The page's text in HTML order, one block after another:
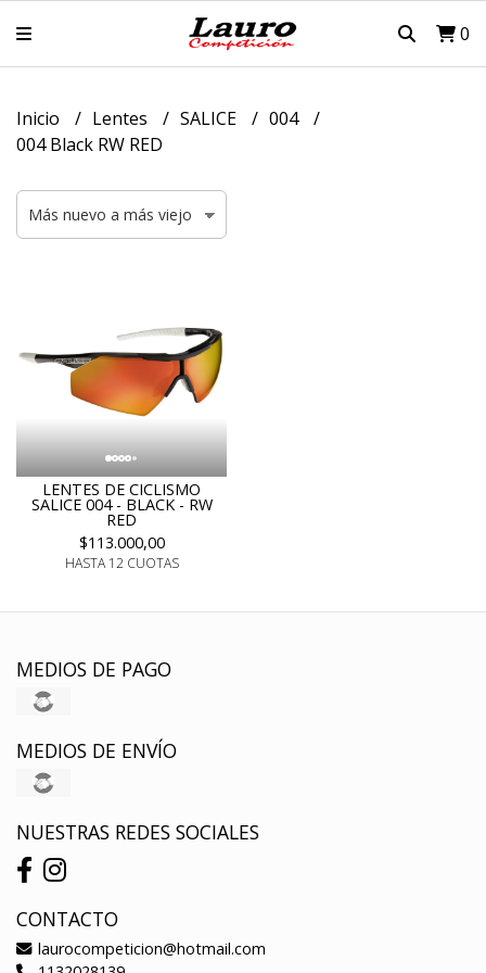
0
Inicio Lentes SALICE
004
004 Black RW RED
LENTES DE CICLISMO
SALICE 004 - BLACK - RW
RED
$113.000,00
HASTA 12 CUOTAS
MEDIOS DE PAGO
MEDIOS DE ENVÍO
NUESTRAS REDES SOCIALES
CONTACTO
laurocompeticion@hotmail.com